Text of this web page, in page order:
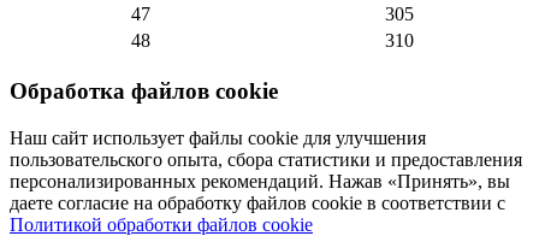
47
305
48
310
Обработка файлов cookie
Наш сайт использует файлы cookie для улучшения
пользовательского опыта, сбора статистики и предоставления
персонализированных рекомендаций. Нажав «Принять», вы
даете согласие на обработку файлов cookie в соответствии с
Политикой обработки файлов cookie